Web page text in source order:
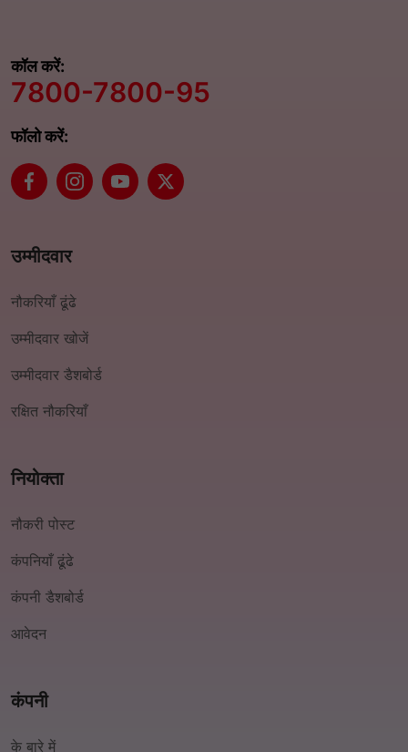
कॉल करें:
7800-7800-95
फॉलो करें:
उम्मीदवार
नौकरियाँ ढूंढे
उम्मीदवार खोजें
उम्मीदवार डैशबोर्ड
रक्षित नौकरियाँ
नियोक्ता
नौकरी पोस्ट
कंपनियाँ ढूंढे
कंपनी डैशबोर्ड
आवेदन
कंपनी
के बारे में